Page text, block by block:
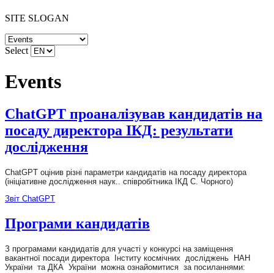
SITE SLOGAN
Select
Events
ChatGPT проаналізував кандидатів на
посаду директора ІКД: результати
дослідження
ChatGPT оцінив різні параметри кандидатів на посаду директора
(ініціативне дослідження наук.. співробітника ІКД С. Чорного)
Звіт ChatGPT
Програми кандидатів
З програмами кандидатів для участі у конкурсі на заміщення
вакантної посади директора Інститу космічних досліджень НАН
України та ДКА України можна ознайомитися за посиланнями: